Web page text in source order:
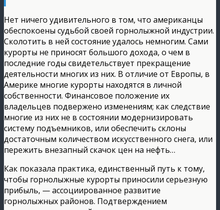
Нет ничего удивительного в том, что американцы
обеспокоены судьбой своей горнолыжной индустрии.
Сколотить в ней состояние удалось немногим. Сами
курорты не приносят большого дохода, о чем в
последние годы свидетельствует прекращение
деятельности многих из них. В отличие от Европы, в
Америке многие курорты находятся в личной
собственности. Финансовое положение их
владельцев подвержено изменениям; как следствие
многие из них не в состоянии модернизировать
систему подъемников, или обеспечить склоны
достаточным количеством искусственного снега, или
пережить внезапный скачок цен на нефть…
Как показала практика, единственный путь к тому,
чтобы горнолыжные курорты приносили серьезную
прибыль, — ассоциированное развитие
горнолыжных районов. Подтверждением